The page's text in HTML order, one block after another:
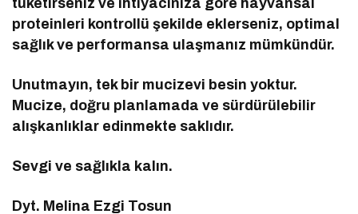
tüketirseniz ve ihtiyacınıza göre hayvansal
proteinleri kontrollü şekilde eklerseniz, optimal
sağlık ve performansa ulaşmanız mümkündür.
Unutmayın, tek bir mucizevi besin yoktur.
Mucize, doğru planlamada ve sürdürülebilir
alışkanlıklar edinmekte saklıdır.
Sevgi ve sağlıkla kalın.
Dyt. Melina Ezgi Tosun